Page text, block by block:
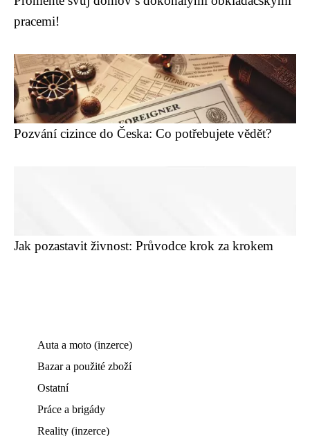
pracemi!
Pozvání cizince do Česka: Co potřebujete vědět?
Jak pozastavit živnost: Průvodce krok za krokem
Auta a moto (inzerce)
Bazar a použité zboží
Ostatní
Práce a brigády
Reality (inzerce)